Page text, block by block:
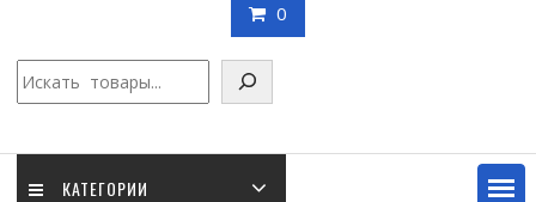
0
КАТЕГОРИИ